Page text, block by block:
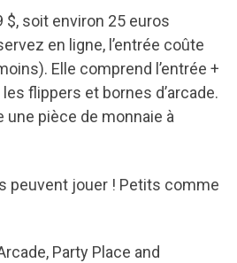
$, soit environ 25 euros
en ligne, l’entrée coûte
Elle comprend l’entrée +
flippers et bornes d’arcade.
une pièce de monnaie à
peuvent jouer ! Petits comme
Party Place and